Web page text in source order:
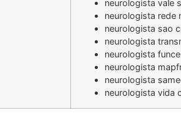
neurologista vale
neurologista rede
neurologista sao
neurologista
neurologista
neurologista
neurologista
neurologista vida